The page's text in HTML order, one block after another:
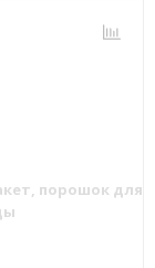
порошок для